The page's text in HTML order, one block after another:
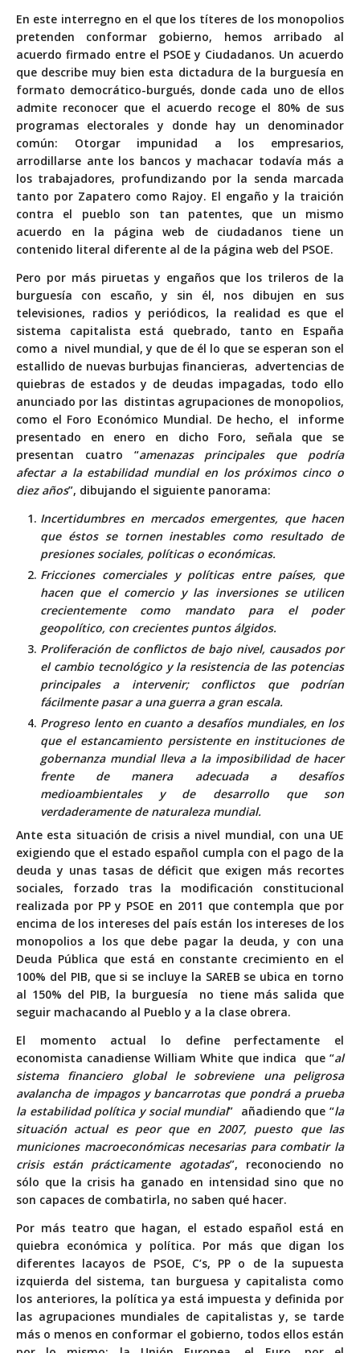
En este interregno en el que los títeres de los monopolios
pretenden conformar gobierno, hemos arribado al
acuerdo firmado entre el PSOE y Ciudadanos. Un acuerdo
que describe muy bien esta dictadura de la burguesía en
formato democrático-burgués, donde cada uno de ellos
admite reconocer que el acuerdo recoge el 80% de sus
programas electorales y donde hay un denominador
común: Otorgar impunidad a los empresarios,
arrodillarse ante los bancos y machacar todavía más a
los trabajadores, profundizando por la senda marcada
tanto por Zapatero como Rajoy. El engaño y la traición
contra el pueblo son tan patentes, que un mismo
acuerdo en la página web de ciudadanos tiene un
contenido literal diferente al de la página web del PSOE.
Pero por más piruetas y engaños que los trileros de la
burguesía con escaño, y sin él, nos dibujen en sus
televisiones, radios y periódicos, la realidad es que el
sistema capitalista está quebrado, tanto en España
como a nivel mundial, y que de él lo que se esperan son el
estallido de nuevas burbujas financieras, advertencias de
quiebras de estados y de deudas impagadas, todo ello
anunciado por las distintas agrupaciones de monopolios,
como el Foro Económico Mundial. De hecho, el informe
presentado en enero en dicho Foro, señala que se
presentan cuatro “amenazas principales que podría
afectar a la estabilidad mundial en los próximos cinco o
diez años”, dibujando el siguiente panorama:
Incertidumbres en mercados emergentes, que hacen
que éstos se tornen inestables como resultado de
presiones sociales, políticas o económicas.
Fricciones comerciales y políticas entre países, que
hacen que el comercio y las inversiones se utilicen
crecientemente como mandato para el poder
geopolítico, con crecientes puntos álgidos.
Proliferación de conflictos de bajo nivel, causados por
el cambio tecnológico y la resistencia de las potencias
principales a intervenir; conflictos que podrían
fácilmente pasar a una guerra a gran escala.
Progreso lento en cuanto a desafíos mundiales, en los
que el estancamiento persistente en instituciones de
gobernanza mundial lleva a la imposibilidad de hacer
frente de manera adecuada a desafíos
medioambientales y de desarrollo que son
verdaderamente de naturaleza mundial.
Ante esta situación de crisis a nivel mundial, con una UE
exigiendo que el estado español cumpla con el pago de la
deuda y unas tasas de déficit que exigen más recortes
sociales, forzado tras la modificación constitucional
realizada por PP y PSOE en 2011 que contempla que por
encima de los intereses del país están los intereses de los
monopolios a los que debe pagar la deuda, y con una
Deuda Pública que está en constante crecimiento en el
100% del PIB, que si se incluye la SAREB se ubica en torno
al 150% del PIB, la burguesía no tiene más salida que
seguir machacando al Pueblo y a la clase obrera.
El momento actual lo define perfectamente el
economista canadiense William White que indica que “al
sistema financiero global le sobreviene una peligrosa
avalancha de impagos y bancarrotas que pondrá a prueba
la estabilidad política y social mundial” añadiendo que “la
situación actual es peor que en 2007, puesto que las
municiones macroeconómicas necesarias para combatir la
crisis están prácticamente agotadas”, reconociendo no
sólo que la crisis ha ganado en intensidad sino que no
son capaces de combatirla, no saben qué hacer.
Por más teatro que hagan, el estado español está en
quiebra económica y política. Por más que digan los
diferentes lacayos de PSOE, C’s, PP o de la supuesta
izquierda del sistema, tan burguesa y capitalista como
los anteriores, la política ya está impuesta y definida por
las agrupaciones mundiales de capitalistas y, se tarde
más o menos en conformar el gobierno, todos ellos están